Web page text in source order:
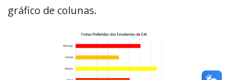
gráfico de colunas.